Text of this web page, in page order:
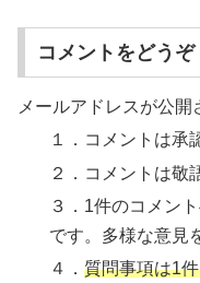
コメントをどうぞ
メールアドレスが公開
１．コメントは承
２．コメントは敬
３．1件のコメン
です。多様な意見
４．質問事項は1